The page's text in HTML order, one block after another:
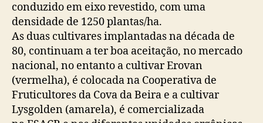
conduzido em eixo revestido, com uma
densidade de 1250 plantas/ha.
As duas cultivares implantadas na década de
80, continuam a ter boa aceitação, no mercado
nacional, no entanto a cultivar Erovan
(vermelha), é colocada na Cooperativa de
Fruticultores da Cova da Beira e a cultivar
Lysgolden (amarela), é comercializada